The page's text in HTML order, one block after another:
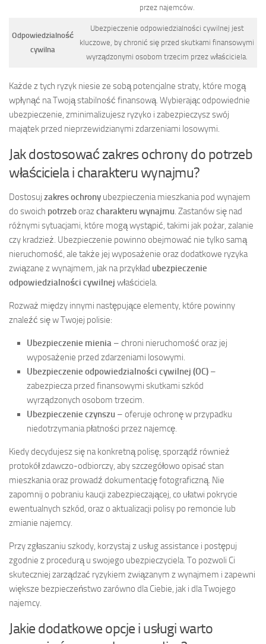
przez najemców.
Odpowiedzialność
cywilna
Ubezpieczenie odpowiedzialności cywilnej jest
kluczowe, by chronić się przed skutkami finansowymi
wyrządzonymi osobom trzecim przez właściciela.
Każde z tych ryzyk niesie ze sobą potencjalne straty, które mogą
wpłynąć na Twoją stabilność finansową. Wybierając odpowiednie
ubezpieczenie, zminimalizujesz ryzyko i zabezpieczysz swój
majątek przed nieprzewidzianymi zdarzeniami losowymi.
Jak dostosować zakres ochrony do potrzeb
właściciela i charakteru wynajmu?
Dostosuj zakres ochrony ubezpieczenia mieszkania pod wynajem
do swoich potrzeborazcharakteru wynajmu. Zastanów się nad
różnymi sytuacjami, które mogą wystąpić, takimi jak pożar, zalanie
czy kradzież. Ubezpieczenie powinno obejmować nie tylko samą
nieruchomość, ale także jej wyposażenie oraz dodatkowe ryzyka
związane z wynajmem, jak na przykład ubezpieczenie
odpowiedzialności cywilnej właściciela.
Rozważ między innymi następujące elementy, które powinny
znaleźć się w Twojej polisie:
Ubezpieczenie mienia – chroni nieruchomość oraz jej
wyposażenie przed zdarzeniami losowymi.
Ubezpieczenie odpowiedzialności cywilnej (OC) –
zabezpiecza przed finansowymi skutkami szkód
wyrządzonych osobom trzecim.
Ubezpieczenie czynszu – oferuje ochronę w przypadku
niedotrzymania płatności przez najemcę.
Kiedy decydujesz się na konkretną polisę, sporządź również
protokół zdawczo-odbiorczy, aby szczegółowo opisać stan
mieszkania oraz prowadź dokumentację fotograficzną. Nie
zapomnij o pobraniu kaucji zabezpieczającej, co ułatwi pokrycie
ewentualnych szkód, oraz o aktualizacji polisy po remoncie lub
zmianie najemcy.
Przy zgłaszaniu szkody, korzystaj z usług assistance i postępuj
zgodnie z procedurą u swojego ubezpieczyciela. To pozwoli Ci
skuteczniej zarządzać ryzykiem związanym z wynajmem i zapewni
większe bezpieczeństwo zarówno dla Ciebie, jak i dla Twojego
najemcy.
Jakie dodatkowe opcje i usługi warto